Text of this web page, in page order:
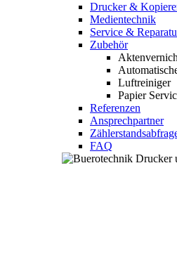
Drucker &
Medientechnik
Service &
Zubehör
Luftreiniger
Papier
Referenzen
Ansprechpartner
FAQ